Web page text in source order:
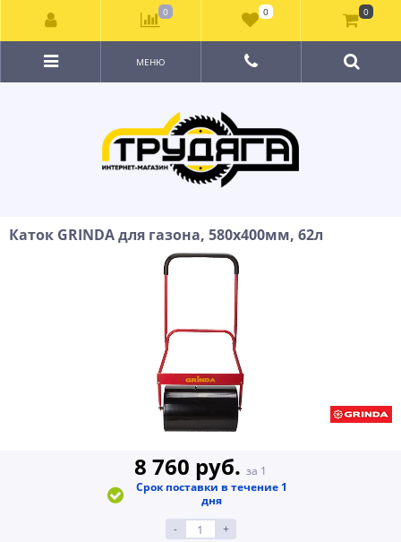
МЕНЮ
Каток GRINDA для газона, 580х400мм, 62л
8 760 руб. за 1
Срок поставки в течение 1
дня
-
+
0 0 0